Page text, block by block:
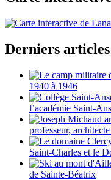
Derniers articles
1940 à 1946
l’académie Saint-
professeur,
Saint-Charles et le
de Sainte-Béatrix